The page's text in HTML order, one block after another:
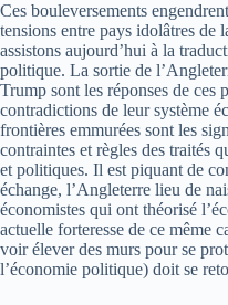
Ces bouleversements
tensions entre pays idolâtres de
assistons aujourd’hui à la
politique. La sortie de
Trump sont les réponses de ces
contradictions de leur système
frontières emmurées sont les
contraintes et règles des traités
et politiques. Il est piquant de
échange, l’Angleterre lieu de
économistes qui ont théorisé
actuelle forteresse de ce même
voir élever des murs pour se
l’économie politique) doit se